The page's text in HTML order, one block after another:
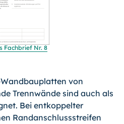
Fachbrief Nr. 8
Wandbauplatten von
Trennwände sind auch als
Bei entkoppelter
Rand­anschlussstreifen